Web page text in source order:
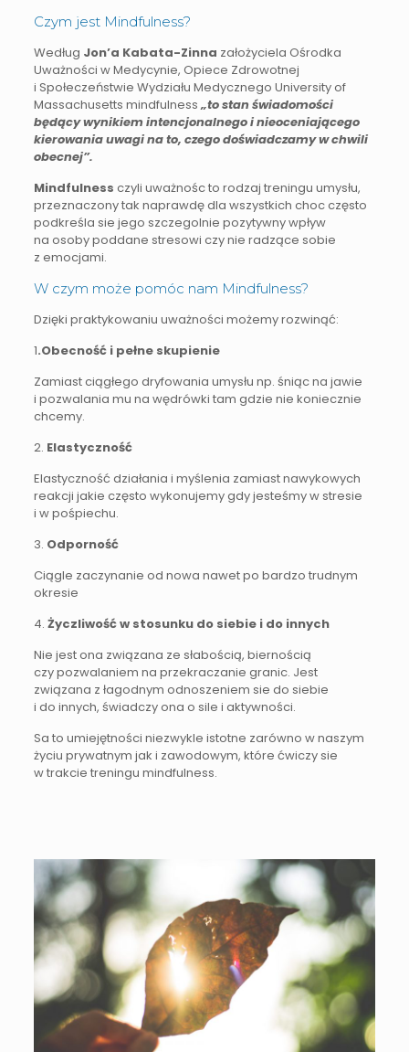
Czym jest Mindfulness?
Według Jon’a Kabata-Zinna założyciela Ośrodka
Uważności w Medycynie, Opiece Zdrowotnej
i Społeczeństwie Wydziału Medycznego University of
Massachusetts mindfulness „to stan świadomości
będący wynikiem intencjonalnego i nieoceniającego
kierowania uwagi na to, czego doświadczamy w chwili
obecnej”.
Mindfulness czyli uważnośc to rodzaj treningu umysłu,
przeznaczony tak naprawdę dla wszystkich choc często
podkreśla sie jego szczegolnie pozytywny wpływ
na osoby poddane stresowi czy nie radzące sobie
z emocjami.
W czym może pomóc nam Mindfulness?
Dzięki praktykowaniu uważności możemy rozwinąć:
1.Obecność i pełne skupienie
Zamiast ciągłego dryfowania umysłu np. śniąc na jawie
i pozwalania mu na wędrówki tam gdzie nie koniecznie
chcemy.
2. Elastyczność
Elastyczność działania i myślenia zamiast nawykowych
reakcji jakie często wykonujemy gdy jesteśmy w stresie
i w pośpiechu.
3. Odporność
Ciągle zaczynanie od nowa nawet po bardzo trudnym
okresie
4. Życzliwość w stosunku do siebie i do innych
Nie jest ona związana ze słabością, biernością
czy pozwalaniem na przekraczanie granic. Jest
związana z łagodnym odnoszeniem sie do siebie
i do innych, świadczy ona o sile i aktywności.
Sa to umiejętności niezwykle istotne zarówno w naszym
życiu prywatnym jak i zawodowym, które ćwiczy sie
w trakcie treningu mindfulness.